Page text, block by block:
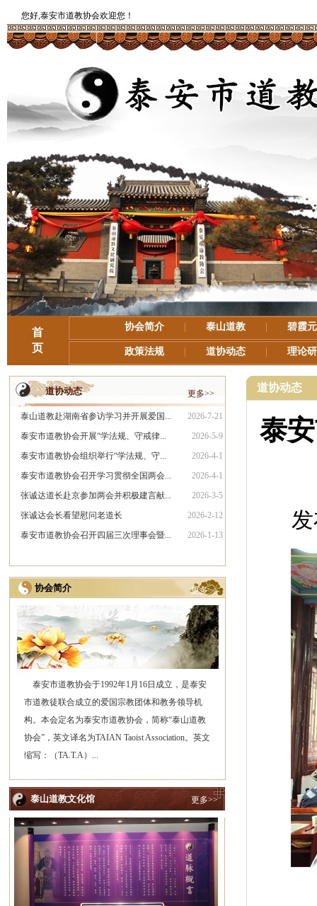
您好,泰安市道教协会欢迎您！
首
页
协会简介 泰山道教 碧霞
政策法规 道协动态 理论
道协动态 更多>>
2026-7-21
泰山道教赴湖南省参访学习并开展爱国...
2026-5-9
泰安市道教协会开展“学法规、守戒律...
2026-4-1
泰安市道教协会组织举行“学法规、守...
2026-4-1
泰安市道教协会召开学习贯彻全国两会...
2026-3-5
张诚达道长赴京参加两会并积极建言献...
2026-2-12
张诚达会长看望慰问老道长
2026-1-13
泰安市道教协会召开四届三次理事会暨...
协会简介 更多>>
泰安市道教协会于1992年1月16日成立，是泰安
市道教徒联合成立的爱国宗教团体和教务领导机
构。本会定名为泰安市道教协会，简称“泰山道教
协会”，英文译名为TAIAN Taoist Association。英文
缩写：（TA.T.A）...
泰山道教文化馆 更多>>
道协动态
泰